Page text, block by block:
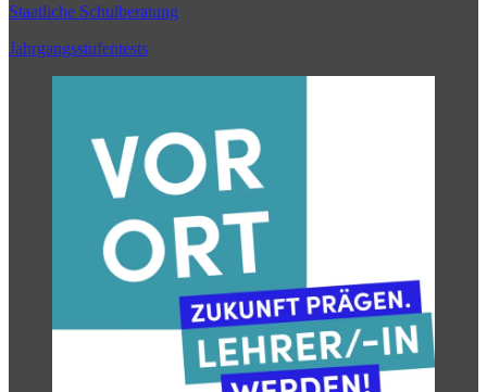
Staatliche Schulberatung
Jahrgangsstufentests